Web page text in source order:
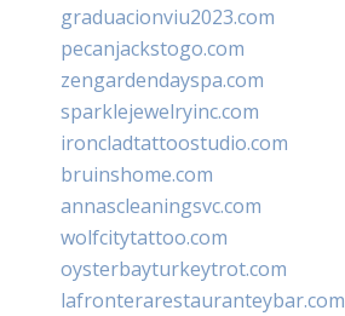
graduacionviu2023.com
pecanjackstogo.com
zengardendayspa.com
sparklejewelryinc.com
ironcladtattoostudio.com
bruinshome.com
annascleaningsvc.com
wolfcitytattoo.com
oysterbayturkeytrot.com
lafronterarestauranteybar.com